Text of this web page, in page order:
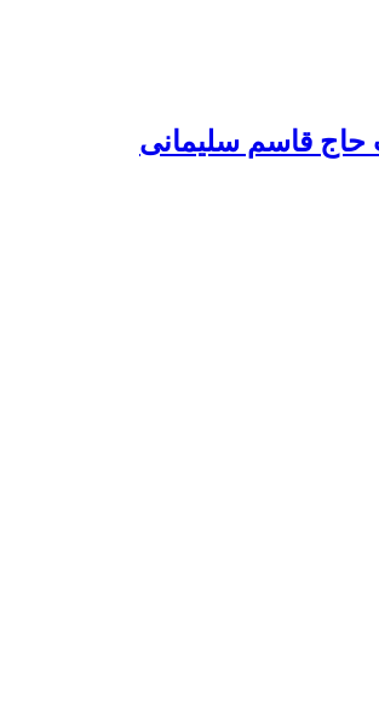
حاج قاسم سلیمانی